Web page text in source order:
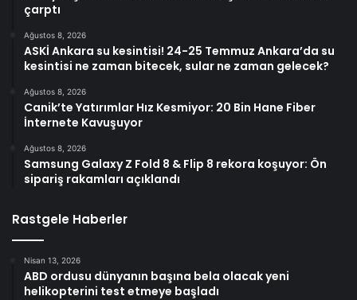
çarptı
Ağustos 8, 2026
ASKİ Ankara su kesintisi! 24-25 Temmuz Ankara’da su
kesintisi ne zaman bitecek, sular ne zaman gelecek?
Ağustos 8, 2026
Canik’te Yatırımlar Hız Kesmiyor: 20 Bin Hane Fiber
İnternete Kavuşuyor
Ağustos 8, 2026
Samsung Galaxy Z Fold 8 & Flip 8 rekora koşuyor: Ön
sipariş rakamları açıklandı
Rastgele Haberler
Nisan 13, 2026
ABD ordusu dünyanın başına bela olacak yeni
helikopterini test etmeye başladı